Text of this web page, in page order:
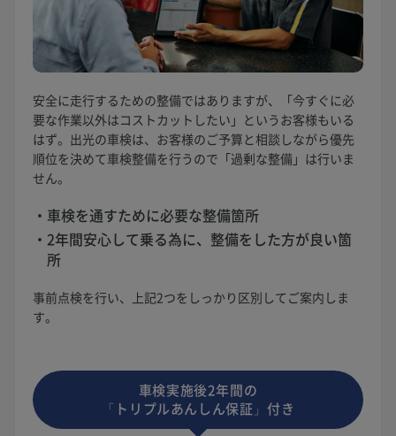
安全に走行するための整備ではありますが、「今すぐに必
要な作業以外はコストカットしたい」というお客様もいる
はず。出光の車検は、お客様のご予算と相談しながら優先
順位を決めて車検整備を行うので「過剰な整備」は行いま
せん。
車検を通すために必要な整備箇所
2年間安心して乗る為に、整備をした方が良い箇
所
事前点検を行い、上記2つをしっかり区別してご案内しま
す。
車検実施後2年間の
「トリプルあんしん保証」付き